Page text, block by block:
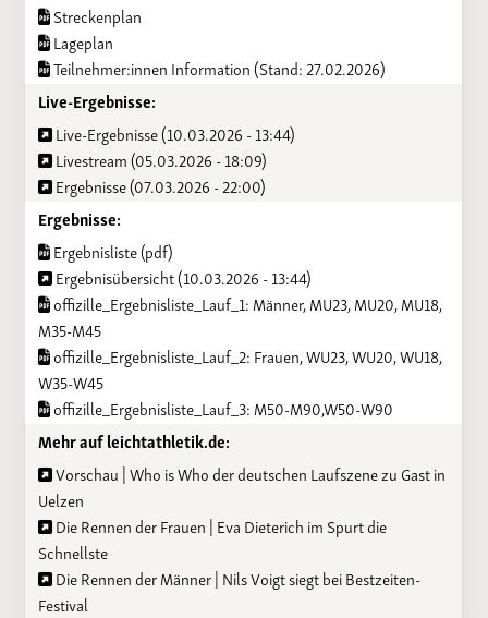
Streckenplan
Lageplan
Teilnehmer:innen Information (Stand: 27.02.2026)
Live-Ergebnisse:
Live-Ergebnisse (10.03.2026 - 13:44)
Livestream (05.03.2026 - 18:09)
Ergebnisse (07.03.2026 - 22:00)
Ergebnisse:
Ergebnisliste (pdf)
Ergebnisübersicht (10.03.2026 - 13:44)
offizille_Ergebnisliste_Lauf_1: Männer, MU23, MU20, MU18,
M35-M45
offizille_Ergebnisliste_Lauf_2: Frauen, WU23, WU20, WU18,
W35-W45
offizille_Ergebnisliste_Lauf_3: M50-M90,W50-W90
Mehr auf leichtathletik.de:
Vorschau | Who is Who der deutschen Laufszene zu Gast in
Uelzen
Die Rennen der Frauen | Eva Dieterich im Spurt die
Schnellste
Die Rennen der Männer | Nils Voigt siegt bei Bestzeiten-
Festival